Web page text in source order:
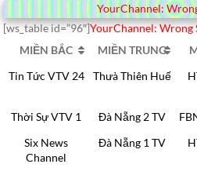
YourChannel:
[ws_table id=”96″]YourChannel: Wrong
MIỀN BẮC
MIỀN TRUNG
Tin Tức VTV 24
Thưà Thiên Huế
Thời Sự VTV 1
Đà Nẵng 2 TV
Six News
Channel
Đà Nẵng 1 TV